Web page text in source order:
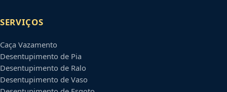
SERVIÇOS
Caça Vazamento
Desentupimento de Pia
Desentupimento de Ralo
Desentupimento de Vaso